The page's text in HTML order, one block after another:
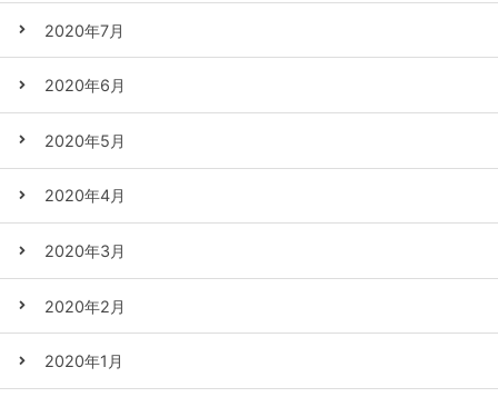
2020年7月
2020年6月
2020年5月
2020年4月
2020年3月
2020年2月
2020年1月